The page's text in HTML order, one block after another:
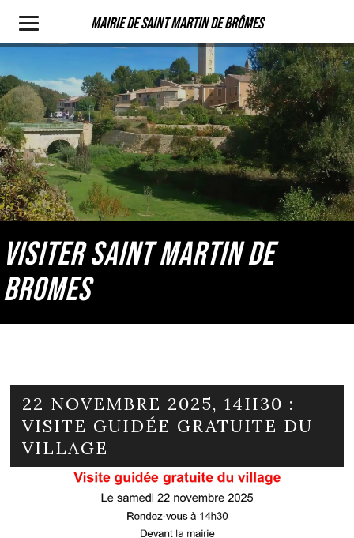
Mairie de Saint Martin de Brômes
VISITER SAINT MARTIN DE
BROMES
22 NOVEMBRE 2025, 14H30 :
VISITE GUIDÉE GRATUITE DU
VILLAGE